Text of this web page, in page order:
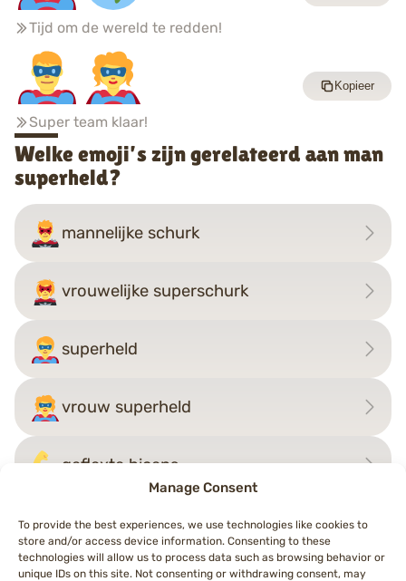
Manage Consent
To provide the best experiences, we use technologies like cookies to
store and/or access device information. Consenting to these
technologies will allow us to process data such as browsing behavior or
unique IDs on this site. Not consenting or withdrawing consent, may
Tijd om de wereld te redden!
Super team klaar!
Kopieer
Welke emoji’s zijn gerelateerd aan man
superheld?
mannelijke schurk
vrouwelijke superschurk
superheld
vrouw superheld
geflexte biceps
Bericht
←vrouw superheldsuperheld→